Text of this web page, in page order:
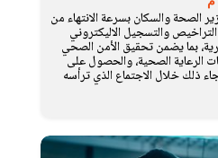
الصحة والسكان بسرعة الانتهاء من
التراخيص والتسجيل الاليكتروني
بما يضمن تحقيق الأمن الصحي
الرعاية الصحية، والحصول على
ذلك خلال الاجتماع الذي ترأسه